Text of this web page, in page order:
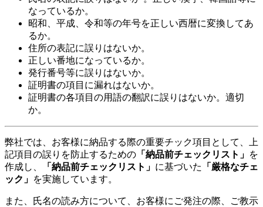
なっているか。
昭和、平成、令和等の年号を正しい西暦に変換してあ
るか。
住所の表記に誤りはないか。
正しい番地になっているか。
発行番号等に誤りはないか。
証明書の項目に漏れはないか。
証明書の各項目の用語の翻訳に誤りはないか。適切
か。
弊社では、お客様に納品する際の重要チック項目として、上
記項目の誤りを防止するための 「納品前チェックリスト」 を
作成し、
「納品前チェックリスト」 に基づいた
「厳格なチェ
ック」 を実施しています。
また、氏名の読み方について、お客様にご発注の際、ご教示